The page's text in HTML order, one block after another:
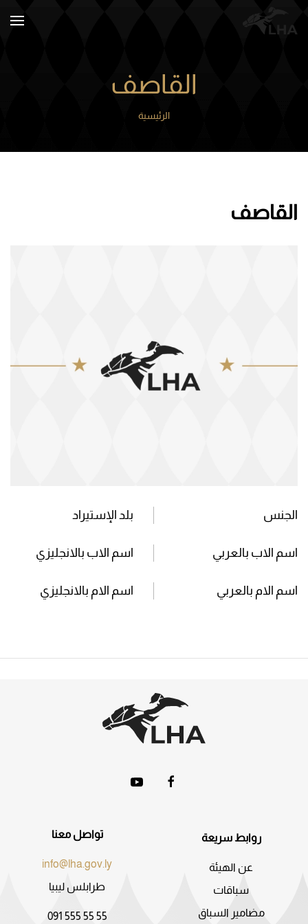
القاصف
الرئيسية
القاصف
الجنس بلد الإستيراد
اسم الاب بالعربي اسم الاب بالانجليزي
اسم الام بالعربي اسم الام بالانجليزي
روابط سريعة
عن الهيئة
سباقات
مضامير السباق
تواصل معنا
info@lha.gov.ly
طرابلس ليبيا
091 555 55 55